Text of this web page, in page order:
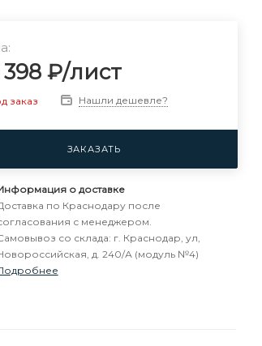
398₽/лист
заказ Нашли дешевле?
ЗАКАЗАТЬ
о доставке
по Краснодару после
с менеджером.
со склада: г. Краснодар, ул,
д. 240/А (модуль №4)